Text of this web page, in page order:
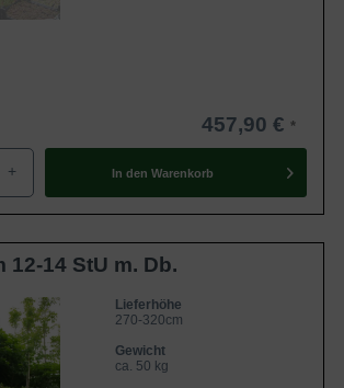
457,90 €
+ In den Warenkorb
12-14 StU m. Db.
Lieferhöhe
270-320cm
Gewicht
ca. 50 kg